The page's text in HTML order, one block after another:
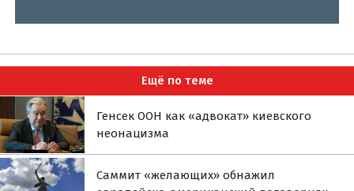
Ещё по теме
Генсек ООН как «адвокат» киевского
неонацизма
Саммит «желающих» обнажил